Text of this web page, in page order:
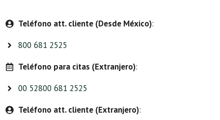
Teléfono att. cliente (Desde México):
800 681 2525
Teléfono para citas (Extranjero):
00 52800 681 2525
Teléfono att. cliente (Extranjero):